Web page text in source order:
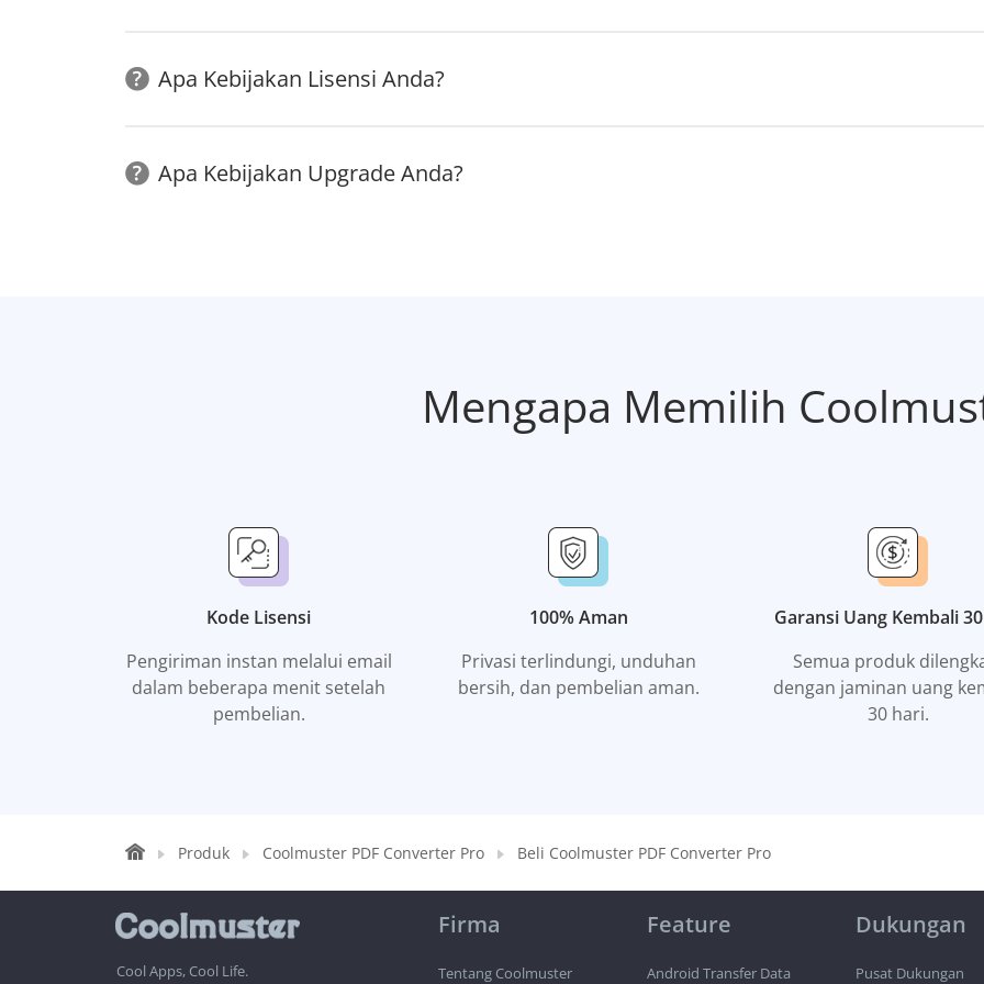
Apa Kebijakan Lisensi Anda?
Apa Kebijakan Upgrade Anda?
Mengapa Memilih
Kode Lisensi
Pengiriman instan melalui email
dalam beberapa menit setelah
pembelian.
100% Aman
Privasi terlindungi, unduhan
bersih, dan pembelian aman.
Garansi Uang Kembali
Semua produk
dengan jaminan uang
30 hari.
Produk Coolmuster PDF Converter Pro Beli Coolmuster PDF Converter Pro
Cool Apps, Cool Life.
Firma
Tentang Coolmuster
Feature
Android Transfer Data
Dukungan
Pusat Dukungan